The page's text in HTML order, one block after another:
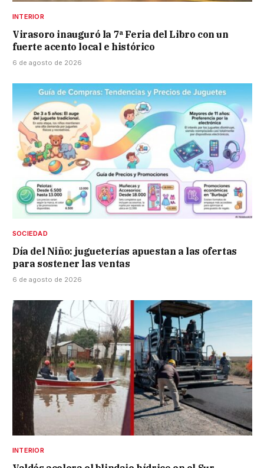
INTERIOR
Virasoro inauguró la 7ª Feria del Libro con un
fuerte acento local e histórico
6 de agosto de 2026
SOCIEDAD
Día del Niño: jugueterías apuestan a las ofertas
para sostener las ventas
6 de agosto de 2026
INTERIOR